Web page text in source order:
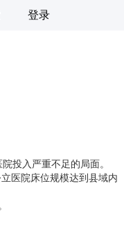
登录
投入严重不足的局面。
医院床位规模达到县域内